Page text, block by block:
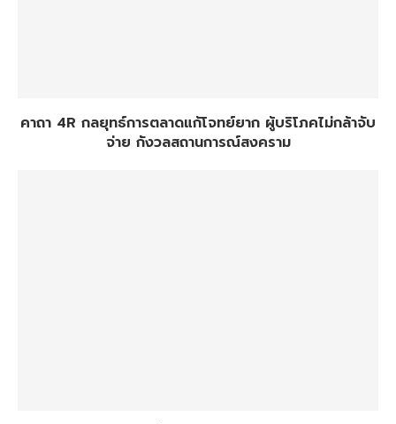
คาถา 4R กลยุทธ์การตลาดแก้โจทย์ยาก ผู้บริโภคไม่กล้าจับ
จ่าย กังวลสถานการณ์สงคราม